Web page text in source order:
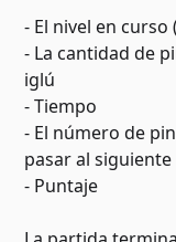
- El nivel en
- La cantidad de
iglú
- Tiempo
- El número de
pasar al siguiente
- Puntaje